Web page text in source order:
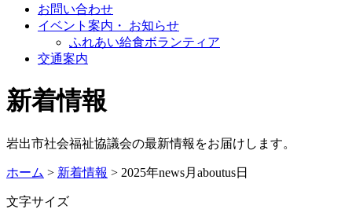
お問い合わせ
イベント案内・ お知らせ
ふれあい給食ボランティア
交通案内
新着情報
岩出市社会福祉協議会の最新情報をお届けします。
ホーム > 新着情報 > 2025年news月aboutus日
文字サイズ